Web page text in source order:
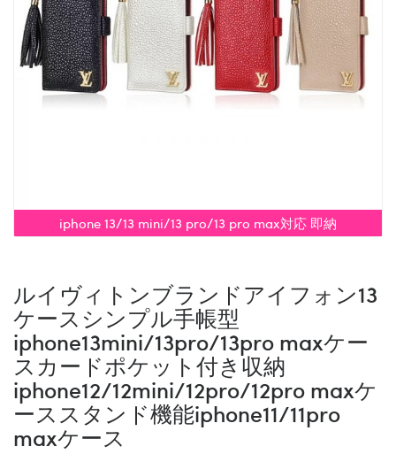
iphone 13/13 mini/13 pro/13 pro max対応 即納
ルイヴィトンブランドアイフォン13
ケースシンプル手帳型
iphone13mini/13pro/13pro maxケー
スカードポケット付き収納
iphone12/12mini/12pro/12pro maxケ
ーススタンド機能iphone11/11pro
maxケース